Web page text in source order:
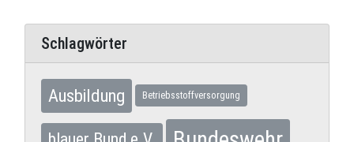
Schlagwörter
Ausbildung Betriebsstoffversorgung